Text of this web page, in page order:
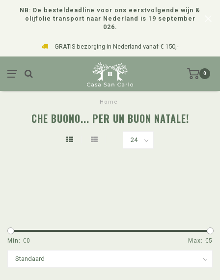
NB: De besteldeadline voor ons eerstvolgende wijn &
olijfolie transport naar Nederland is 19 september
026.
GRATIS bezorging in Nederland vanaf € 150,-
0
Home
CHE BUONO... PER UN BUON NATALE!
Min: €0 Max: €5